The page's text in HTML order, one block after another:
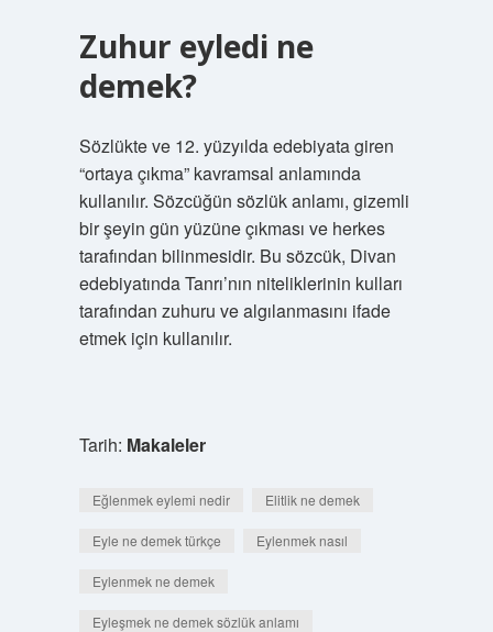
Zuhur eyledi ne
demek?
Sözlükte ve 12. yüzyılda edebiyata giren
“ortaya çıkma” kavramsal anlamında
kullanılır. Sözcüğün sözlük anlamı, gizemli
bir şeyin gün yüzüne çıkması ve herkes
tarafından bilinmesidir. Bu sözcük, Divan
edebiyatında Tanrı’nın niteliklerinin kulları
tarafından zuhuru ve algılanmasını ifade
etmek için kullanılır.
Tarih: Makaleler
Eğlenmek eylemi nedir Elitlik ne demek
Eyle ne demek türkçe Eylenmek nasıl
Eylenmek ne demek
Eyleşmek ne demek sözlük anlamı